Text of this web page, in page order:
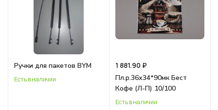
Ручки для пакетов BYM
Есть в наличии
1 881.90 ₽
Пл.р.36х34*90мк Бест
Кофе (Л-П) 10/100
Есть в наличии